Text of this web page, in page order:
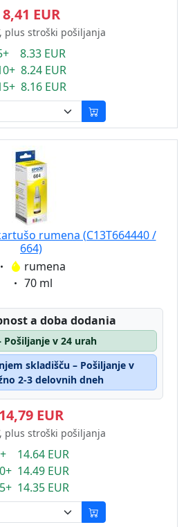
8,41 EUR
plus stroški pošiljanja
8.33 EUR
8.24 EUR
8.16 EUR
rumena (C13T664440 /
664)
Eigenschaft:
rumena
Eigenschaft:
70 ml
a doba dodania
Pošiljanje v 24 urah
skladišču – Pošiljanje v
2-3 delovnih dneh
14,79 EUR
plus stroški pošiljanja
14.64 EUR
14.49 EUR
14.35 EUR